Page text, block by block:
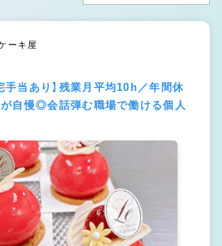
ーキ屋
手当あり】残業月平均10h／年間休
自慢◎会話弾む職場で働ける個人